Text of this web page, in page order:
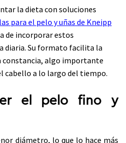
la dieta con soluciones
para el pelo y uñas de Kneipp
de incorporar estos
diaria. Su formato facilita la
constancia, algo importante
cabello a lo largo del tiempo.
el pelo fino y
diámetro, lo que lo hace más